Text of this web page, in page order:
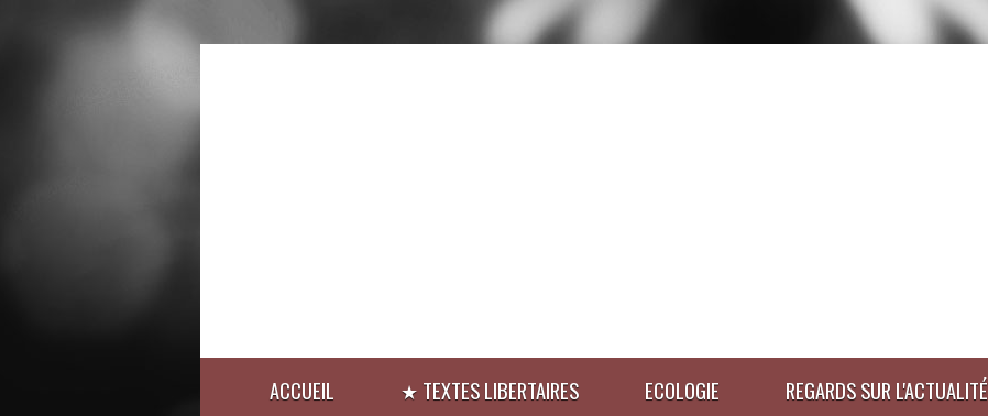
ACCUEIL ★ TEXTES LIBERTAIRES ECOLOGIE REGARDS SUR L'ACTUALITÉ